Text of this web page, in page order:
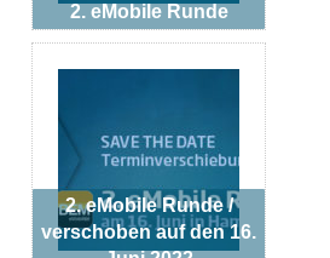
2. eMobile Runde
2. eMobile Runde /
verschoben auf den 16.